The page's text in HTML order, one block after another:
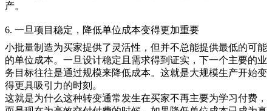
产。
6. 一旦项目稳定，降低单位成本变得更加重要
小批量制造为买家提供了灵活性，但并不总能提供最低的可能
的单位成本。一旦设计稳定且需求得到证实，下一个主要的业
务目标往往是通过规模来降低成本。这就是大规模生产开始变
得更具吸引力的时刻。
这就是为什么这种转变通常发生在买家不再主要为学习付费，